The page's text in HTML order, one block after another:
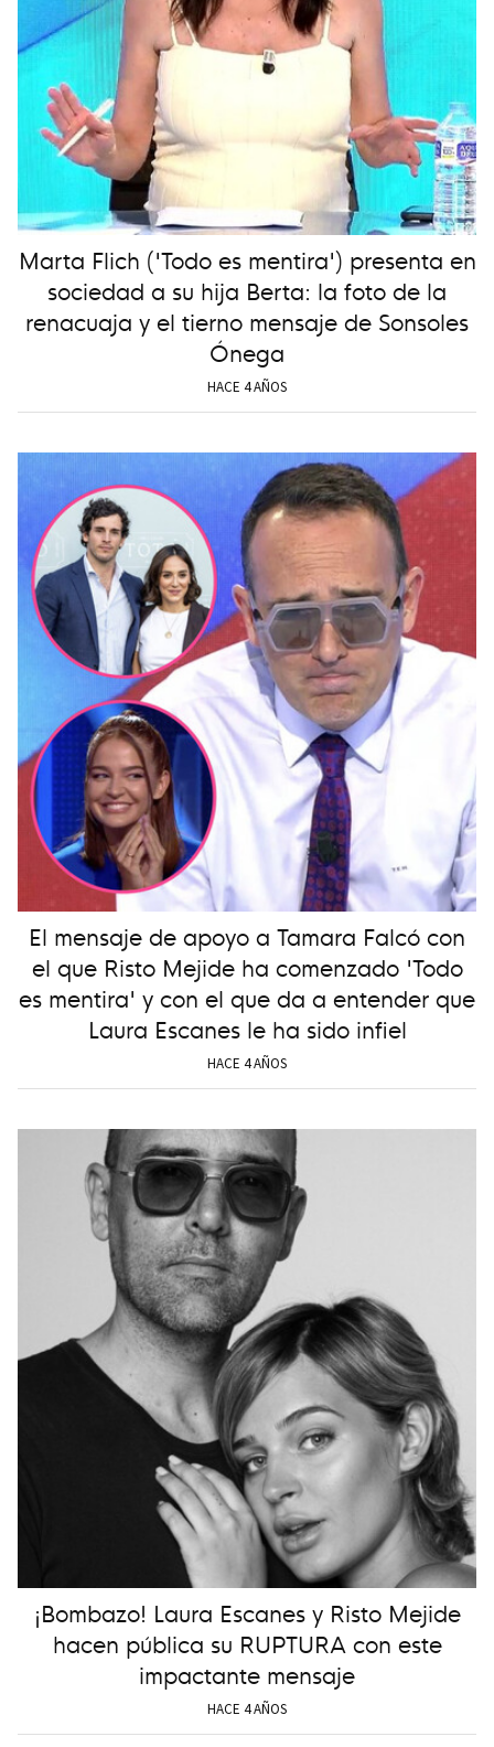
Marta Flich ('Todo es mentira') presenta en
sociedad a su hija Berta: la foto de la
renacuaja y el tierno mensaje de Sonsoles
Ónega
HACE 4 AÑOS
El mensaje de apoyo a Tamara Falcó con
el que Risto Mejide ha comenzado 'Todo
es mentira' y con el que da a entender que
Laura Escanes le ha sido infiel
HACE 4 AÑOS
¡Bombazo! Laura Escanes y Risto Mejide
hacen pública su RUPTURA con este
impactante mensaje
HACE 4 AÑOS